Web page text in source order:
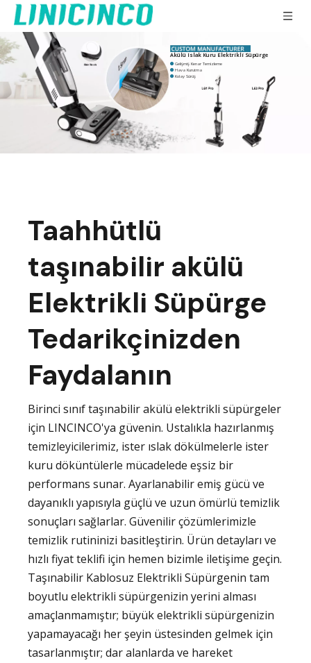
Akülü Islak Kuru Elektrikli Süpürge
 Gelişmiş Kenar Temizleme
 Hava Kurutma
 Kolay Sürüş
Taahhütlü
taşınabilir akülü
Elektrikli Süpürge
Tedarikçinizden
Faydalanın
Birinci sınıf taşınabilir akülü elektrikli süpürgeler
için LINCINCO'ya güvenin. Ustalıkla hazırlanmış
temizleyicilerimiz, ister ıslak dökülmelerle ister
kuru döküntülerle mücadelede eşsiz bir
performans sunar. Ayarlanabilir emiş gücü ve
dayanıklı yapısıyla güçlü ve uzun ömürlü temizlik
sonuçları sağlarlar. Güvenilir çözümlerimizle
temizlik rutininizi basitleştirin. Ürün detayları ve
hızlı fiyat teklifi için hemen bizimle iletişime geçin.
Taşınabilir Kablosuz Elektrikli Süpürgenin tam
boyutlu elektrikli süpürgenizin yerini alması
amaçlanmamıştır; büyük elektrikli süpürgenizin
yapamayacağı her şeyin üstesinden gelmek için
tasarlanmıştır; dar alanlarda ve hareket